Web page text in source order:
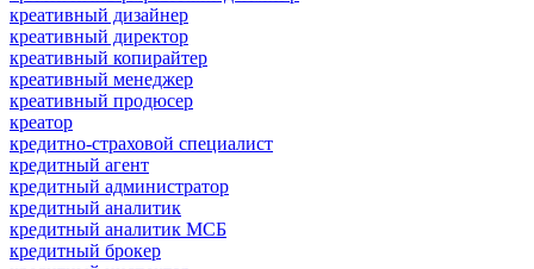
креативный дизайнер
креативный директор
креативный копирайтер
креативный менеджер
креативный продюсер
креатор
кредитно-страховой специалист
кредитный агент
кредитный администратор
кредитный аналитик
кредитный аналитик МСБ
кредитный брокер